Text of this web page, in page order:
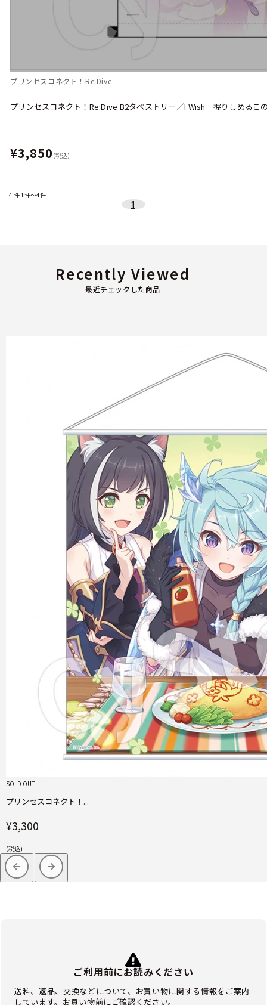
プリンセスコネクト！Re:Dive
プリンセスコネクト！Re:Dive B2タペストリー／I Wish 握りしめるこ
¥3,850 (税込)
4 件1件～4件
1
最近チェックした商品
Recently Viewed
SOLD OUT
プリンセスコネクト！...
¥3,300
(税込)
ご利用前にお読みください
送料、返品、交換などについて、お買い物に関する情報をご案内
しています。お買い物前にご確認ください。